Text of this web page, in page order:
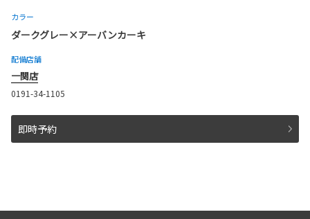
カラー
ダークグレー×アーバンカーキ
配備店舗
一関店
0191-34-1105
即時予約